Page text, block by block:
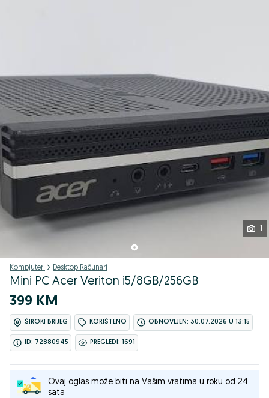
1
Kompjuteri Desktop Računari
Mini PC Acer Veriton i5/8GB/256GB
399 KM
ŠIROKI BRIJEG KORIŠTENO OBNOVLJEN: 30.07.2026 U 13:15
ID: 72880945 PREGLEDI: 1691
Ovaj oglas može biti na Vašim vratima u roku od 24
sata